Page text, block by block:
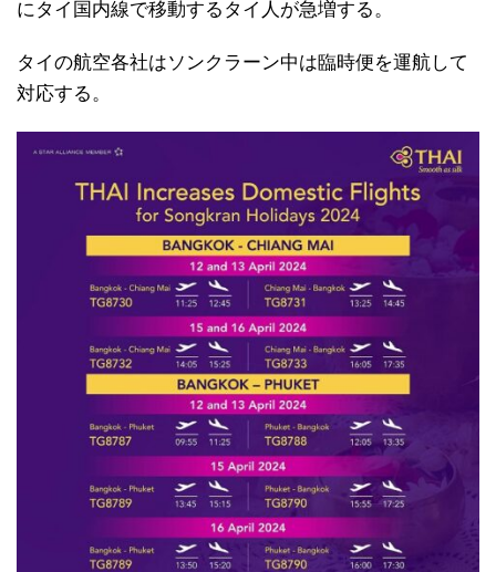
にタイ国内線で移動するタイ人が急増する。
タイの航空各社はソンクラーン中は臨時便を運航して
対応する。